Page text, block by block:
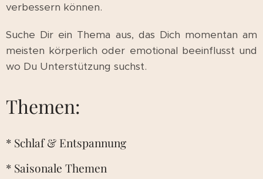
verbessern können.
Suche Dir ein Thema aus, das Dich momentan am
meisten körperlich oder emotional beeinflusst und
wo Du Unterstützung suchst.
Themen:
* Schlaf & Entspannung
* Saisonale Themen